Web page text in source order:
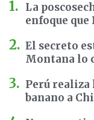
La
enfoque que
El secreto
Montana lo
Perú
banano a